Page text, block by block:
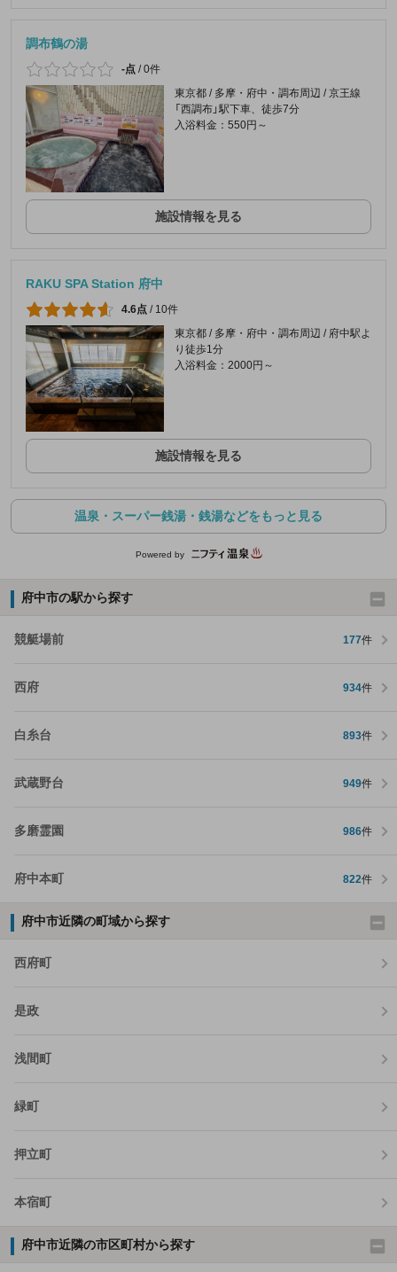
調布鶴の湯
-点 /0件
東京都 / 多摩・府中・調布周辺 / 京王線
「西調布」駅下車、徒歩7分
入浴料金：550円～
施設情報を見る
RAKU SPA Station 府中
4.6点 / 10件
東京都 / 多摩・府中・調布周辺 / 府中駅よ
り徒歩1分
入浴料金：2000円～
施設情報を見る
温泉・スーパー銭湯・銭湯などをもっと見る
Powered by
府中市の駅から探す
競艇場前 177件
西府 934件
白糸台 893件
武蔵野台 949件
多磨霊園 986件
府中本町 822件
府中市近隣の町域から探す
西府町
是政
浅間町
緑町
押立町
本宿町
府中市近隣の市区町村から探す